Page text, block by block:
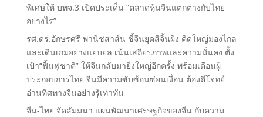
พิเศษให้ บทจ.3 เปิดประเด็น “ตลาดหุ้นจีนแตกต่างกับไทย
อย่างไร”
รศ.ดร.อักษรศรี พานิชสาส์น ชี้จีนยุคสีจิ้นผิง คิดใหญ่มองไกล
และเดินเกมอย่างแยบยล เน้นเสถียรภาพและความมั่นคง ตั้ง
เป้า“ฟื้นฟูชาติ” ให้จีนกลับมายิ่งใหญ่อีกครั้ง พร้อมเตือนผู้
ประกอบการไทย จีนมีความซับซ้อนซ่อนเงื่อน ต้องตีโจทย์
อ่านทิศทางจีนอย่างรู้เท่าทัน
จีน-ไทย จัดสัมมนา แผนพัฒนาเศรษฐกิจของจีน กับความ